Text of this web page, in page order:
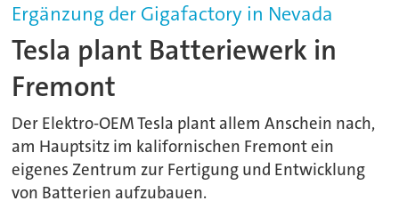
Ergänzung der Gigafactory in Nevada
Tesla plant Batteriewerk in
Fremont
Der Elektro-OEM Tesla plant allem Anschein nach,
am Hauptsitz im kalifornischen Fremont ein
eigenes Zentrum zur Fertigung und Entwicklung
von Batterien aufzubauen.